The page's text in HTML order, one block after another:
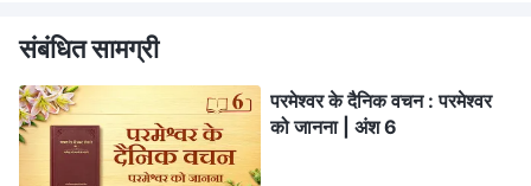
संबंधित सामग्री
परमेश्वर के दैनिक वचन : परमेश्वर
को जानना | अंश 6